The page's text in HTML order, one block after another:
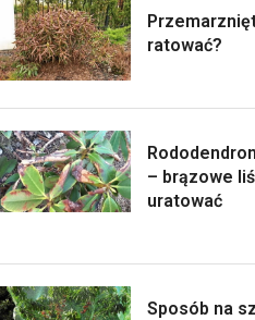
ratować?
– brązowe
uratować
Sposób na